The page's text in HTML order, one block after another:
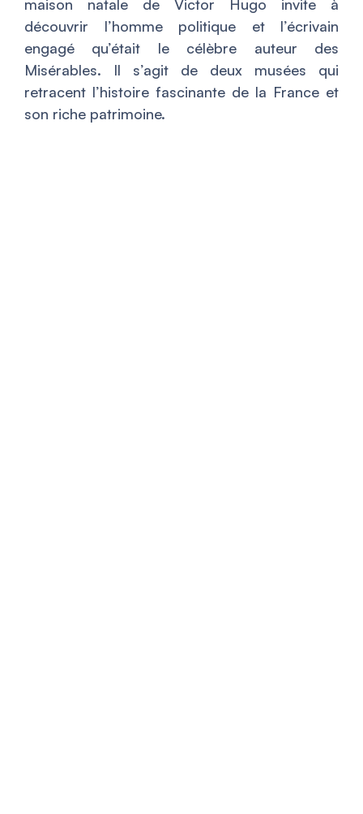
maison natale de Victor Hugo invite à
découvrir l’homme politique et l’écrivain
engagé qu’était le célèbre auteur des
Misérables. Il s’agit de deux musées qui
retracent l’histoire fascinante de la France et
son riche patrimoine.